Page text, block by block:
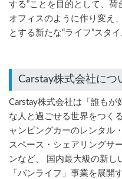
する”ことを目的として、荷
オフィスのように作り変え
とする新たな“ライフ”スタイ
Carstay株式会社につ
Carstay株式会社は「誰もが
な人と過ごせる世界をつく
ャンピングカーのレンタル
スペース・シェアリングサ
ンなど、 国内最大級の新し
「バンライフ」事業を展開